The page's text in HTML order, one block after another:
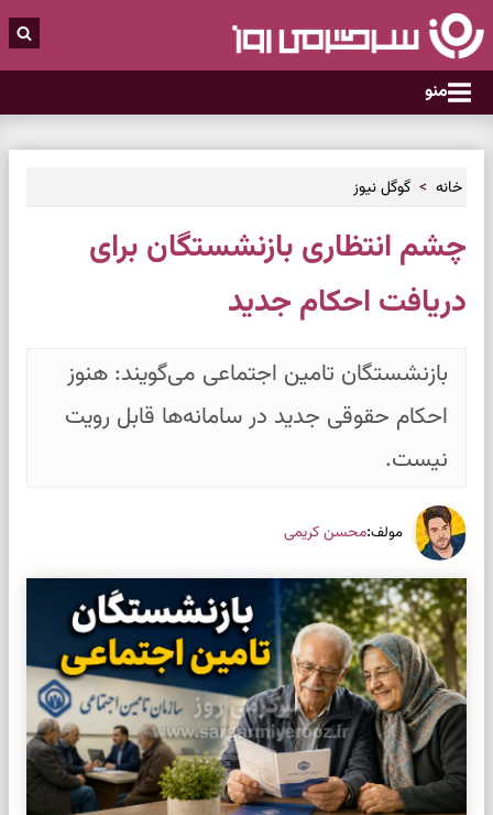
منو
خانه گوگل نیوز
چشم انتظاری بازنشستگان برای
دریافت احکام جدید
بازنشستگان تامین اجتماعی می‌گویند: هنوز
احکام حقوقی جدید در سامانه‌ها قابل رویت
نیست.
مولف:محسن کریمی